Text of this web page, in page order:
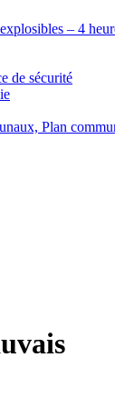
– 4
de sécurité
Plan